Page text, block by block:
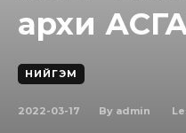
архи
НИЙГЭМ
2022-03-17 By admin